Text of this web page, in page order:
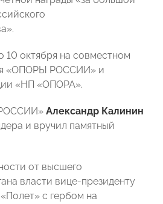
октября на совместном
«ОПОРЫ РОССИИ» и
«НП «ОПОРА».
Александр Калинин
и вручил памятный
от высшего
власти вице-президенту
с гербом на